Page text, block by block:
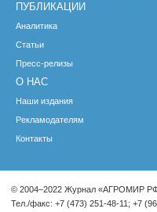
ПУБЛИКАЦИИ
Аналитика
Статьи
Пресс-релизы
О НАС
Наши издания
Рекламодателям
Контакты
© 2004–2022 Журнал «АГРОМИР
Тел./факс: +7 (473) 251-48-11; +7